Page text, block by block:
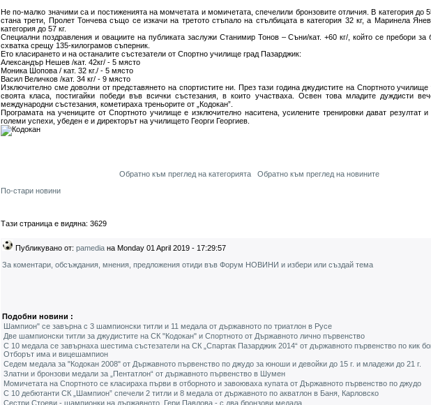
Не по-малко значими са и постиженията на момчетата и момичетата, спечелили бронзовите отличия. В категория до
стана трети, Пролет Тончева също се изкачи на третото стъпало на стълбицата в категория 32 кг, а Маринела
категория до 57 кг.
Специални поздравления и овациите на публиката заслужи Станимир Тонов – Съни/кат. +60 кг/, който се пребори за
схватка срещу 135-килограмов съперник.
Ето класирането и на останалите състезатели от Спортно училище град Пазарджик:
Александър Нешев /кат. 42кг/ - 5 място
Моника Шопова / кат. 32 кг./ - 5 място
Васил Величков /кат. 34 кг/ - 9 място
Изключително сме доволни от представянето на спортистите ни. През тази година джудистите на Спортното
своята класа, постигайки победи във всички състезания, в които участваха. Освен това младите дуждисти
международни състезания, кометираха треньорите от „Кодокан”.
Програмата на учениците от Спортното училище е изключително наситена, усилените тренировки дават резултат
големи успехи, убеден е и директорът на училището Георги Георгиев.
Обратно към преглед на категорията
Обратно към преглед на новините
По-стари новини
Тази страница е видяна: 3629
Публикувано от: pamedia на Monday 01 April 2019 - 17:29:57
За коментари, обсъждания, мнения, предложения отиди във Форум НОВИНИ и избери или създай тема
Подобни новини :
Шампион" се завърна с 3 шампионски титли и 11 медала от държавното по триатлон в Русе
Две шампионски титли за джудистите на СК "Кодокан" и Спортното от Държавното лично първенство
С 10 медала се завърнаха шестима състезатели на СК „Спартак Пазарджик 2014“ от държавното първенство по кик
Отборът има и вицешампион
Седем медала за "Кодокан 2008" от Държавното първенство по джудо за юноши и девойки до 15 г. и младежи до 21 г.
Златни и бронзови медали за „Пентатлон“ от държавното първенство в Шумен
Момичетата на Спортното се класираха първи в отборното и завоюваха купата от Държавното първенство по джудо
С 10 дебютанти СК „Шампион” спечели 2 титли и 8 медала от държавното по акватлон в Баня, Карловско
Сестри Стоеви - шампионки на държавното, Гери Павлова - с два бронзови медала